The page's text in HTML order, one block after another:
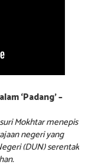
‘Padang’ –
Mokhtar menepis
negeri yang
(DUN) serentak